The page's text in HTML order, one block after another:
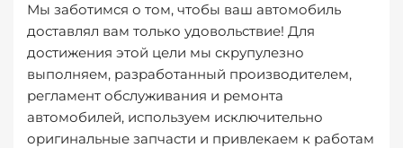
Мы заботимся о том, чтобы ваш автомобиль
доставлял вам только удовольствие! Для
достижения этой цели мы скрупулезно
выполняем, разработанный производителем,
регламент обслуживания и ремонта
автомобилей, используем исключительно
оригинальные запчасти и привлекаем к работам